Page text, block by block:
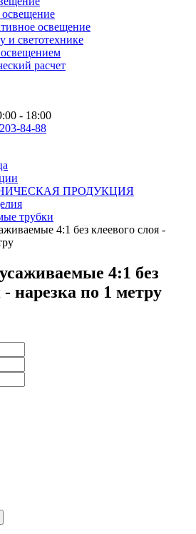
освещение
и светотехнике
расчет
- 18:00
84-88
ПРОДУКЦИЯ
трубки
4:1 без клеевого слоя -
4:1 без
- нарезка по 1 метру